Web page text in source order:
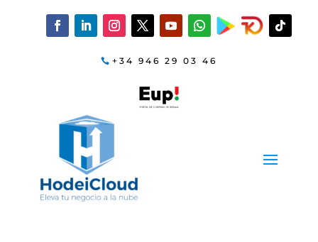
+34 946 29 03 46